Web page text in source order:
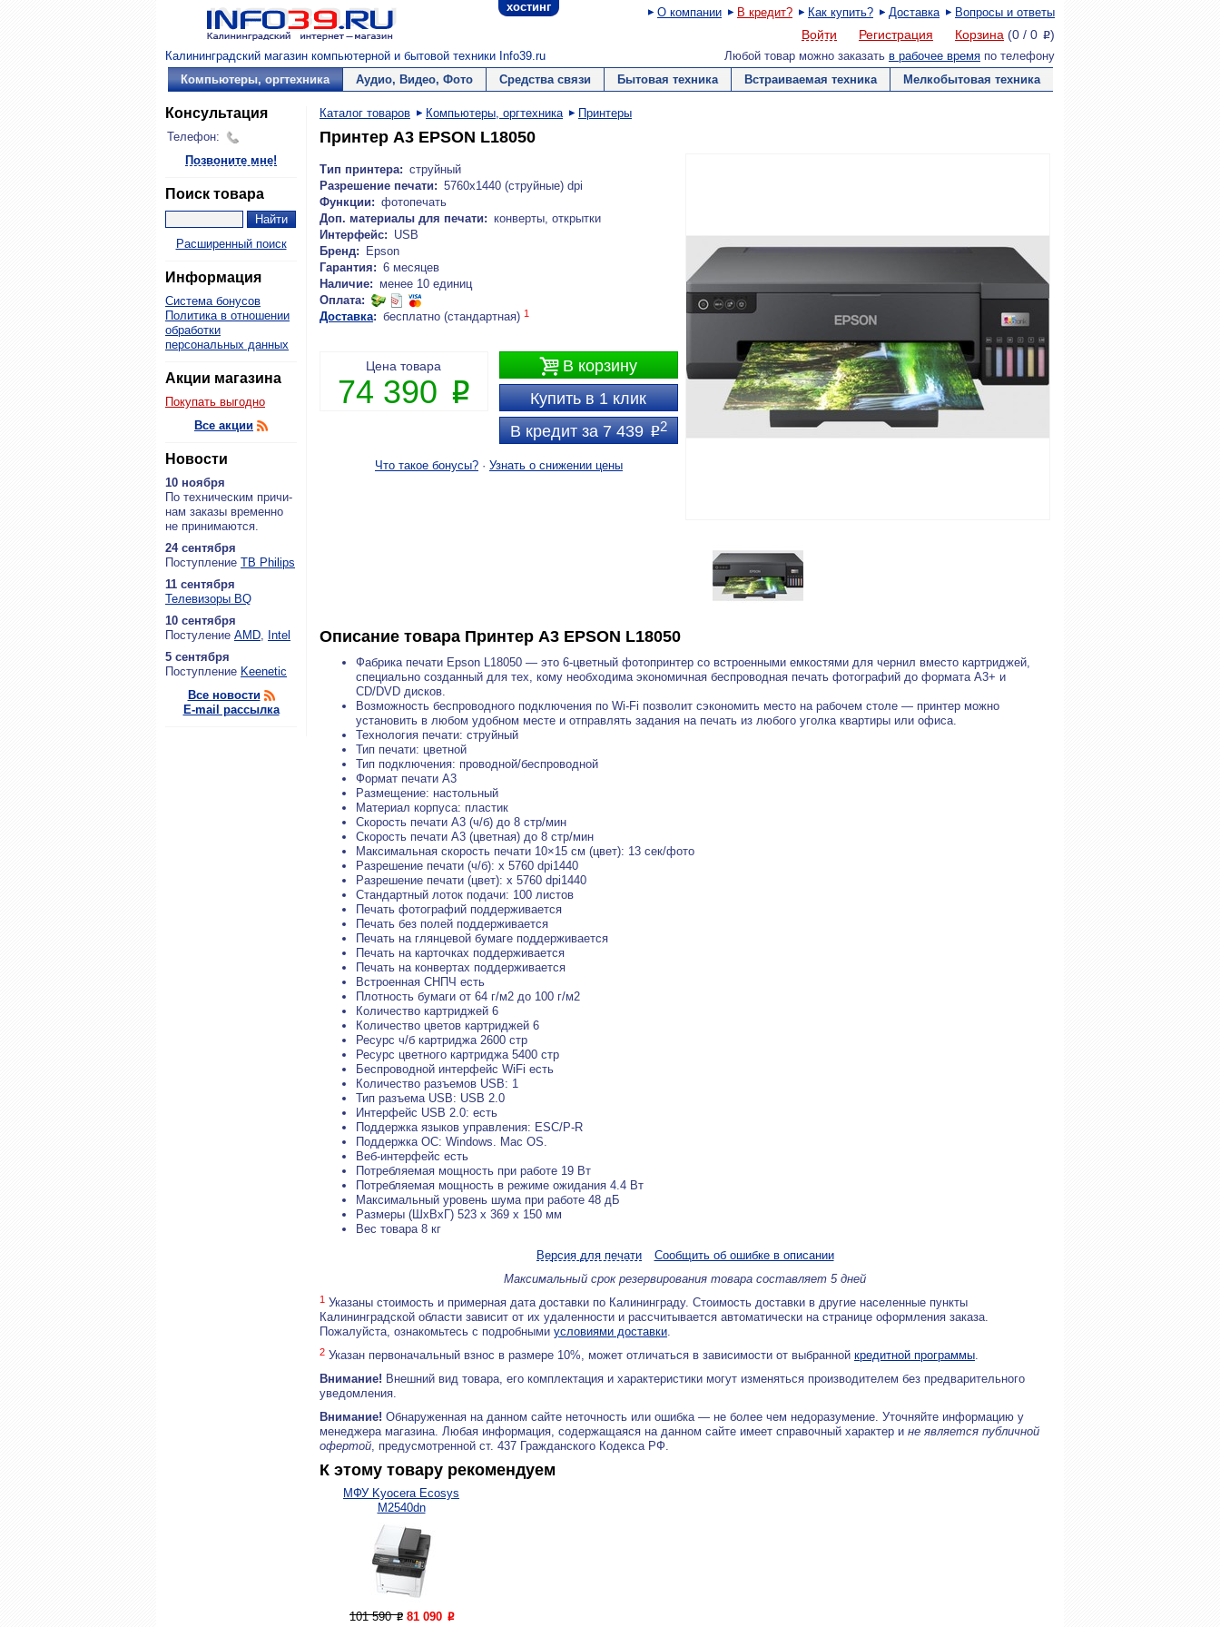
хостинг О компании В кредит? Как купить? Доставка Вопросы и ответы
Войти Регистрация Корзина (0 / 0 P)
Калининградский магазин компьютерной и бытовой техники Info39.ru Любой товар можно заказать в рабочее время по телефону
Компьютеры, оргтехника
Аудио, Видео, Фото Средства связи Бытовая техника Встраиваемая техника Мелкобытовая техника
Консультация
Телефон:
Позвоните мне!
Поиск товара
Расширенный поиск
Информация
Система бонусов
Политика в отношении
обработки
персональных данных
Акции магазина
Покупать выгодно
Все акции
Новости
10 ноября
По тех­ни­че­ским при­чи­
нам за­ка­зы вре­мен­но
не при­ни­ма­ют­ся.
24 сентября
По­ступ­ле­ние ТВ Philips
11 сентября
Теле­ви­зо­ры BQ
10 сентября
По­сту­ле­ние AMD, Intel
5 сентября
По­ступ­ле­ние Keenetic
Все новости
E-mail рассылка
Каталог товаров Компьютеры, оргтехника Принтеры
Принтер A3 EPSON L18050
Тип принтера: струйный
Разрешение печати: 5760х1440 (струйные) dpi
Функции: фотопечать
Доп. материалы для печати: конверты, открытки
Интерфейс: USB
Бренд:
Epson
Гарантия: 6 месяцев
Наличие: менее 10 единиц
Оплата:
Доставка: бесплатно (стандартная) 1
В корзину
Купить в 1 клик
В кредит за 7 439P2
Цена товара
74 390 P
Что такое бонусы? · Узнать о снижении цены
Описание товара Принтер A3 EPSON L18050
Фабрика печати Epson L18050 — это 6-цветный фотопринтер со встроенными емкостями для чернил вместо картриджей,
специально созданный для тех, кому необходима экономичная беспроводная печать фотографий до формата А3+ и
CD/DVD дисков.
Возможность беспроводного подключения по Wi-Fi позволит сэкономить место на рабочем столе — принтер можно
установить в любом удобном месте и отправлять задания на печать из любого уголка квартиры или офиса.
Технология печати: струйный
Тип печати: цветной
Тип подключения: проводной/беспроводной
Формат печати A3
Размещение: настольный
Материал корпуса: пластик
Скорость печати A3 (ч/б) до 8 стр/мин
Скорость печати A3 (цветная) до 8 стр/мин
Максимальная скорость печати 10×15 см (цвет): 13 сек/фото
Разрешение печати (ч/б): x 5760 dpi1440
Разрешение печати (цвет): x 5760 dpi1440
Стандартный лоток подачи: 100 листов
Печать фотографий поддерживается
Печать без полей поддерживается
Печать на глянцевой бумаге поддерживается
Печать на карточках поддерживается
Печать на конвертах поддерживается
Встроенная СНПЧ есть
Плотность бумаги от 64 г/м2 до 100 г/м2
Количество картриджей 6
Количество цветов картриджей 6
Ресурс ч/б картриджа 2600 стр
Ресурс цветного картриджа 5400 стр
Беспроводной интерфейс WiFi есть
Количество разъемов USB: 1
Тип разъема USB: USB 2.0
Интерфейс USB 2.0: есть
Поддержка языков управления: ESC/P-R
Поддержка ОС: Windows. Mac OS.
Веб-интерфейс есть
Потребляемая мощность при работе 19 Вт
Потребляемая мощность в режиме ожидания 4.4 Вт
Максимальный уровень шума при работе 48 дБ
Размеры (ШхВхГ) 523 x 369 x 150 мм
Вес товара 8 кг
Версия для печати
Сообщить об ошибке в описании
Максимальный срок резервирования товара составляет 5 дней
1 Указаны стоимость и примерная дата доставки по Калининграду. Стоимость доставки в другие населенные пункты
Калининградской области зависит от их удаленности и рассчитывается автоматически на странице оформления заказа.
Пожалуйста, ознакомьтесь с подробными условиями доставки.
2 Указан первоначальный взнос в размере 10%, может отличаться в зависимости от выбранной кредитной программы.
Внимание! Внешний вид товара, его комплектация и характеристики могут изменяться производителем без предварительного
уведомления.
Внимание! Обнаруженная на данном сайте неточность или ошибка — не более чем недоразумение. Уточняйте информацию у
менеджера магазина. Любая информация, содержащаяся на данном сайте имеет справочный характер и не является публичной
офертой, предусмотренной ст. 437 Гражданского Кодекса РФ.
К этому товару рекомендуем
МФУ Kyocera Ecosys
M2540dn
101 590P 81 090 P